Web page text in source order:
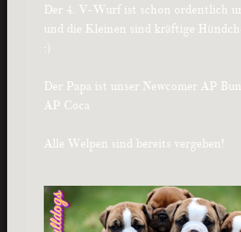
Der 4. V-Wurf ist schon ordentlich
und die Kleinen sind kräftige
:)
Der Papa ist unser Newcomer AP
AP Coca
Alle Welpen sind bereits vergeben!